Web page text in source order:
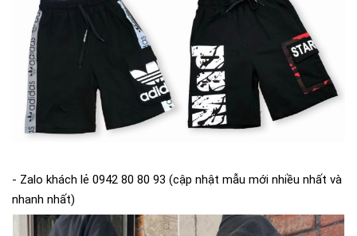
- Zalo khách lẻ 0942 80 80 93 (cập nhật mẫu mới nhiều nhất và
nhanh nhất)